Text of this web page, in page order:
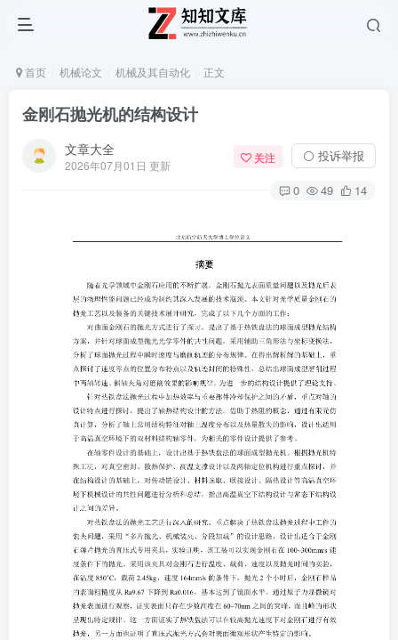
首页 机械论文 机械及其自动化 正文
金刚石抛光机的结构设计
文章大全
2026年07月01日 更新
关注 ⚪ 投诉举报
0 49 14